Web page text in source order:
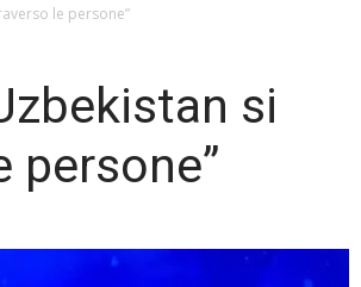
le persone”
si
persone”